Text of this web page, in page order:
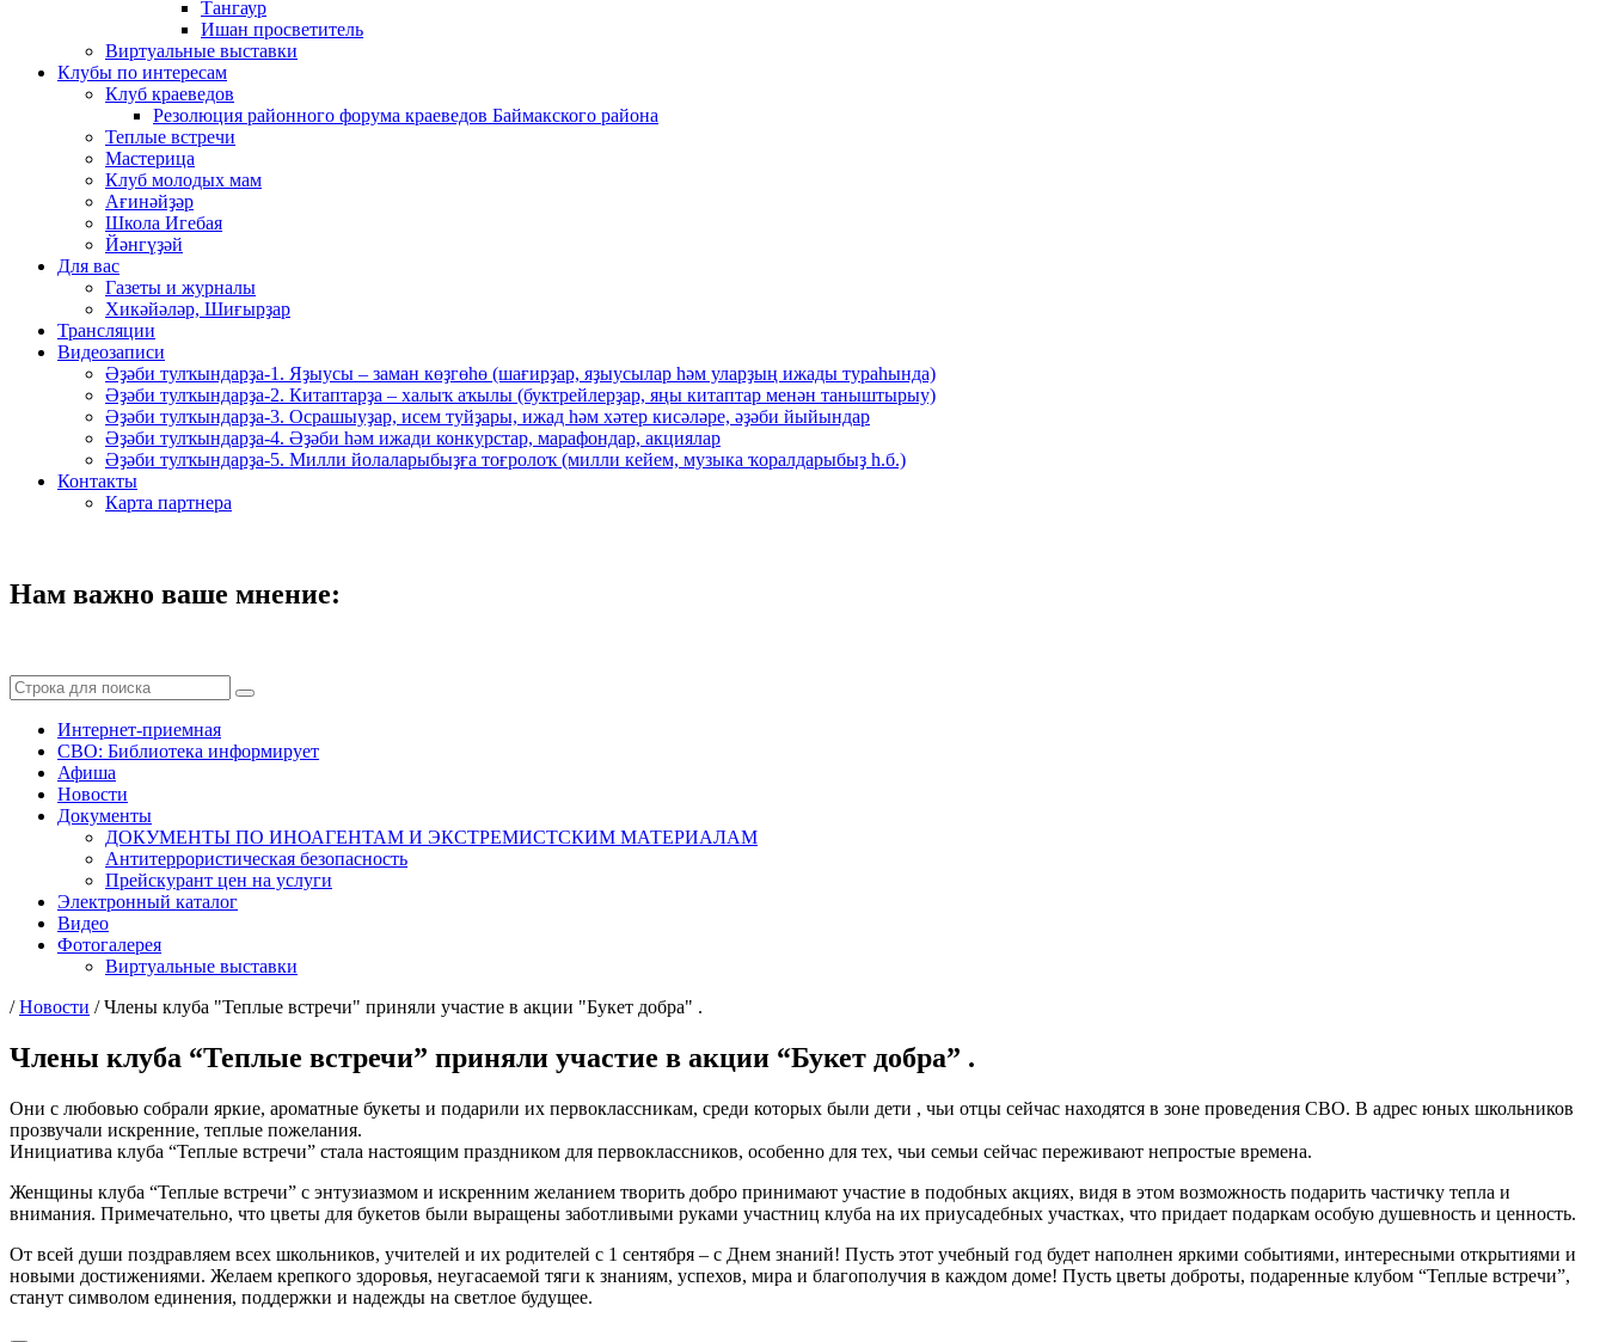
Тангаур
Ишан просветитель
Виртуальные выставки
Клубы по интересам
Клуб краеведов
Резолюция районного форума краеведов Баймакского района
Теплые встречи
Мастерица
Клуб молодых мам
Ағинәйҙәр
Школа Игебая
Йәнгүҙәй
Для вас
Газеты и журналы
Хикәйәләр, Шиғырҙар
Трансляции
Видеозаписи
Әҙәби тулҡындарҙа-1. Яҙыусы – заман көҙгөһө (шағирҙар, яҙыусылар һәм уларҙың ижады тураһында)
Әҙәби тулҡындарҙа-2. Китаптарҙа – халыҡ аҡылы (буктрейлерҙар, яңы китаптар менән таныштырыу)
Әҙәби тулҡындарҙа-3. Осрашыуҙар, исем туйҙары, ижад һәм хәтер кисәләре, әҙәби йыйындар
Әҙәби тулҡындарҙа-4. Әҙәби һәм ижади конкурстар, марафондар, акциялар
Әҙәби тулҡындарҙа-5. Милли йолаларыбыҙға тоғролоҡ (милли кейем, музыка ҡоралдарыбыҙ һ.б.)
Контакты
Карта партнера
Нам важно ваше мнение:
Интернет-приемная
СВО: Библиотека информирует
Афиша
Новости
Документы
ДОКУМЕНТЫ ПО ИНОАГЕНТАМ И ЭКСТРЕМИСТСКИМ МАТЕРИАЛАМ
Антитеррористическая безопасность
Прейскурант цен на услуги
Электронный каталог
Видео
Фотогалерея
Виртуальные выставки
/Новости /Члены клуба "Теплые встречи" приняли участие в акции "Букет добра" .
Члены клуба “Теплые встречи” приняли участие в акции “Букет добра” .
Они с любовью собрали яркие, ароматные букеты и подарили их первоклассникам, среди которых были дети , чьи отцы сейчас находятся в зоне проведения СВО. В адрес юных школьников
прозвучали искренние, теплые пожелания.
Инициатива клуба “Теплые встречи” стала настоящим праздником для первоклассников, особенно для тех, чьи семьи сейчас переживают непростые времена.
Женщины клуба “Теплые встречи” с энтузиазмом и искренним желанием творить добро принимают участие в подобных акциях, видя в этом возможность подарить частичку тепла и
внимания. Примечательно, что цветы для букетов были выращены заботливыми руками участниц клуба на их приусадебных участках, что придает подаркам особую душевность и ценность.
От всей души поздравляем всех школьников, учителей и их родителей с 1 сентября – с Днем знаний! Пусть этот учебный год будет наполнен яркими событиями, интересными открытиями и
новыми достижениями. Желаем крепкого здоровья, неугасаемой тяги к знаниям, успехов, мира и благополучия в каждом доме! Пусть цветы доброты, подаренные клубом “Теплые встречи”,
станут символом единения, поддержки и надежды на светлое будущее.